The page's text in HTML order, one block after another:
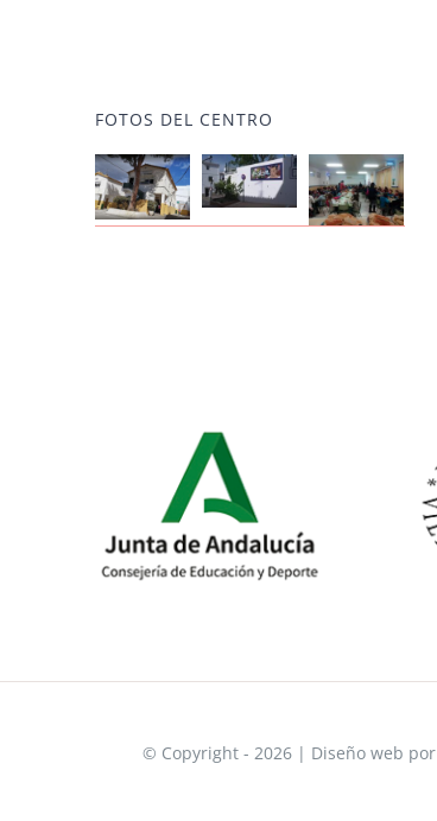
FOTOS DEL CENTRO
© Copyright - 2026 | Diseño web por